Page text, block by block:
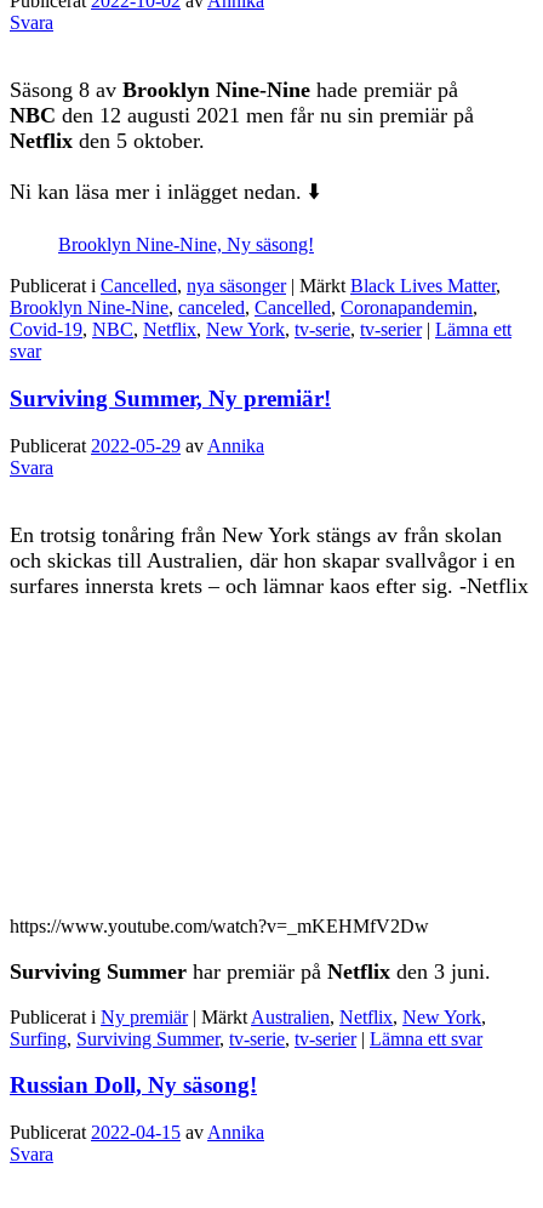
Svara
Säsong 8 av Brooklyn Nine-Nine hade premiär på
NBC den 12 augusti 2021 men får nu sin premiär på
Netflix den 5 oktober.
Ni kan läsa mer i inlägget nedan. ⬇️
Brooklyn Nine-Nine, Ny säsong!
Publicerat i Cancelled, nya säsonger | Märkt Black Lives Matter,
Brooklyn Nine-Nine, canceled, Cancelled, Coronapandemin,
Covid-19, NBC, Netflix, New York, tv-serie, tv-serier | Lämna ett
svar
Surviving Summer, Ny premiär!
Publicerat 2022-05-29 av Annika
Svara
En trotsig tonåring från New York stängs av från skolan
och skickas till Australien, där hon skapar svallvågor i en
surfares innersta krets – och lämnar kaos efter sig. -Netflix
https://www.youtube.com/watch?v=_mKEHMfV2Dw
Surviving Summer har premiär på Netflix den 3 juni.
Publicerat i Ny premiär | Märkt Australien, Netflix, New York,
Surfing, Surviving Summer, tv-serie, tv-serier | Lämna ett svar
Russian Doll, Ny säsong!
Publicerat 2022-04-15 av Annika
Svara